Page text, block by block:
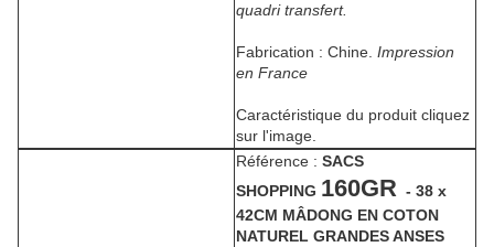
quadri transfert.
Fabrication : Chine. Impression
en France
Caractéristique du produit cliquez
sur l'image.
Référence : SACS
SHOPPING 160GR - 38 x
42CM MÂDONG EN COTON
NATUREL GRANDES ANSES